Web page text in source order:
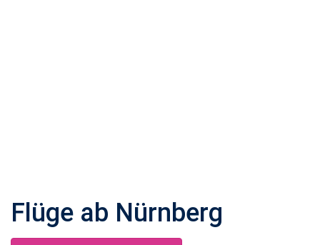
Flüge ab Nürnberg